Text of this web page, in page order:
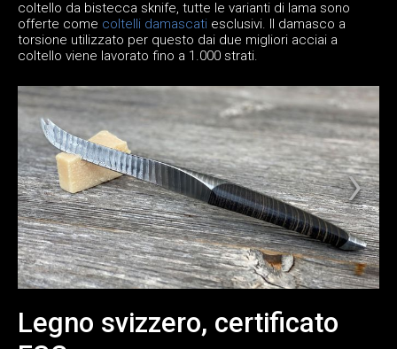
coltello da bistecca sknife, tutte le varianti di lama sono
offerte come coltelli damascati esclusivi. Il damasco a
torsione utilizzato per questo dai due migliori acciai a
coltello viene lavorato fino a 1.000 strati.
Legno svizzero, certificato